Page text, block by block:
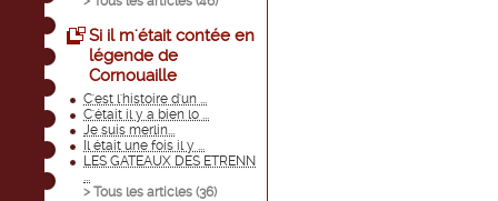
Si il m'était contée en
légende de
Cornouaille
C'est l'histoire d'un ...
C'était il y a bien lo ...
Je suis merlin...
Il était une fois il y ...
LES GATEAUX DES ETRENN
...
> Tous les articles (36)